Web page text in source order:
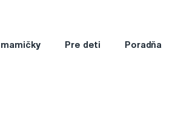
mamičky Pre deti Poradňa